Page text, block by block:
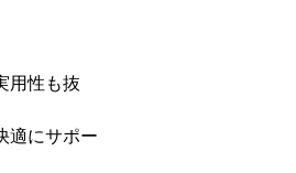
用性も抜
適にサポー